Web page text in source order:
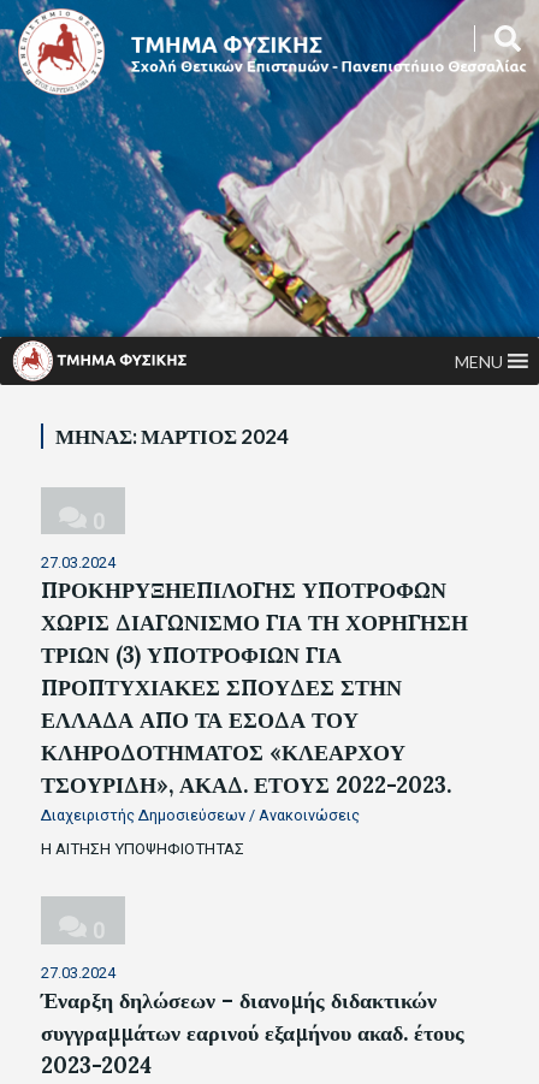
MENU
ΜΉΝΑΣ:ΜΆΡΤΙΟΣ 2024
0
27.03.2024
ΠΡΟΚΗΡΥΞΗΕΠΙΛΟΓΗΣ ΥΠΟΤΡΟΦΩΝ
ΧΩΡΙΣ ΔΙΑΓΩΝΙΣΜΟ ΓΙΑ ΤΗ ΧΟΡΗΓΗΣΗ
ΤΡΙΩΝ (3) ΥΠΟΤΡΟΦΙΩΝ ΓΙΑ
ΠΡΟΠΤΥΧΙΑΚΕΣ ΣΠΟΥΔΕΣ ΣΤΗΝ
ΕΛΛΑΔΑ ΑΠΟ ΤΑ ΕΣΟΔΑ ΤΟΥ
ΚΛΗΡΟΔΟΤΗΜΑΤΟΣ «ΚΛΕΑΡΧΟΥ
ΤΣΟΥΡΙΔΗ», ΑΚΑΔ. ΕΤΟΥΣ 2022-2023.
Διαχειριστής Δημοσιεύσεων / Ανακοινώσεις
Η ΑΙΤΗΣΗ ΥΠΟΨΗΦΙΟΤΗΤΑΣ
0
27.03.2024
Έναρξη δηλώσεων – διανομής διδακτικών
συγγραμμάτων εαρινού εξαμήνου ακαδ. έτους
2023-2024